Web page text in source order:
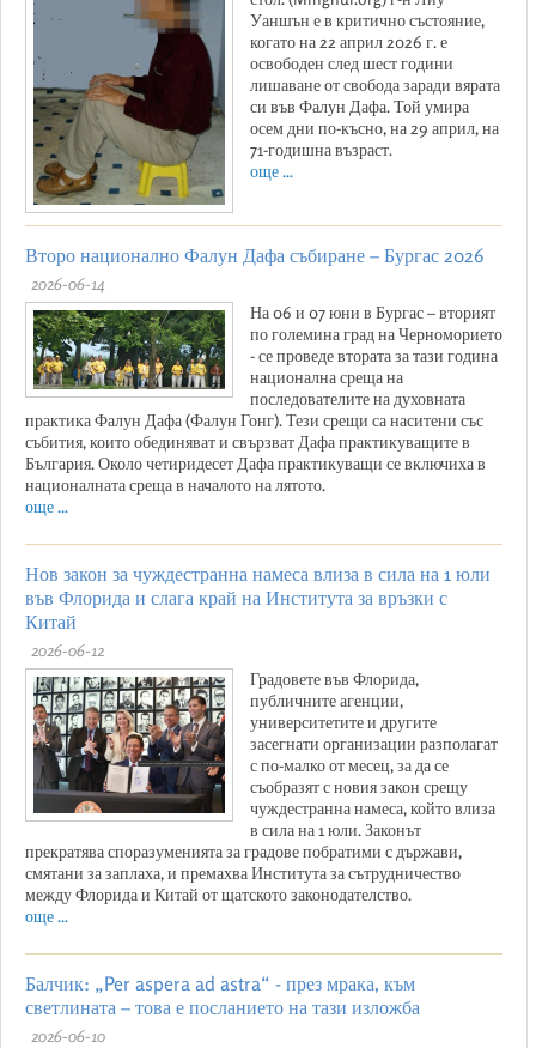
Уаншън е в критично състояние,
когато на 22 април 2026 г. е
освободен след шест години
лишаване от свобода заради вярата
си във Фалун Дафа. Той умира
осем дни по-късно, на 29 април, на
71-годишна възраст.
още ...
Второ национално Фалун Дафа събиране – Бургас 2026
2026-06-14
На 06 и 07 юни в Бургас – вторият
по големина град на Черноморието
- се проведе втората за тази година
национална среща на
последователите на духовната
практика Фалун Дафа (Фалун Гонг). Тези срещи са наситени със
събития, които обединяват и свързват Дафа практикуващите в
България. Около четиридесет Дафа практикуващи се включиха в
националната среща в началото на лятото.
още ...
Нов закон за чуждестранна намеса влиза в сила на 1 юли
във Флорида и слага край на Института за връзки с
Китай
2026-06-12
Градовете във Флорида,
публичните агенции,
университетите и другите
засегнати организации разполагат
с по-малко от месец, за да се
съобразят с новия закон срещу
чуждестранна намеса, който влиза
в сила на 1 юли. Законът
прекратява споразуменията за градове побратими с държави,
смятани за заплаха, и премахва Института за сътрудничество
между Флорида и Китай от щатското законодателство.
още ...
Балчик: „Per aspera ad astra“ - през мрака, към
светлината – това е посланието на тази изложба
2026-06-10